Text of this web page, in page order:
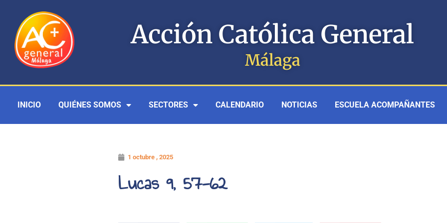
contenido
Acción Católica General
Málaga
INICIO QUIÉNES SOMOS SECTORES CALENDARIO NOTICIAS ESCUELA ACOMPAÑANTES
1 octubre , 2025
Lucas 9, 57-62